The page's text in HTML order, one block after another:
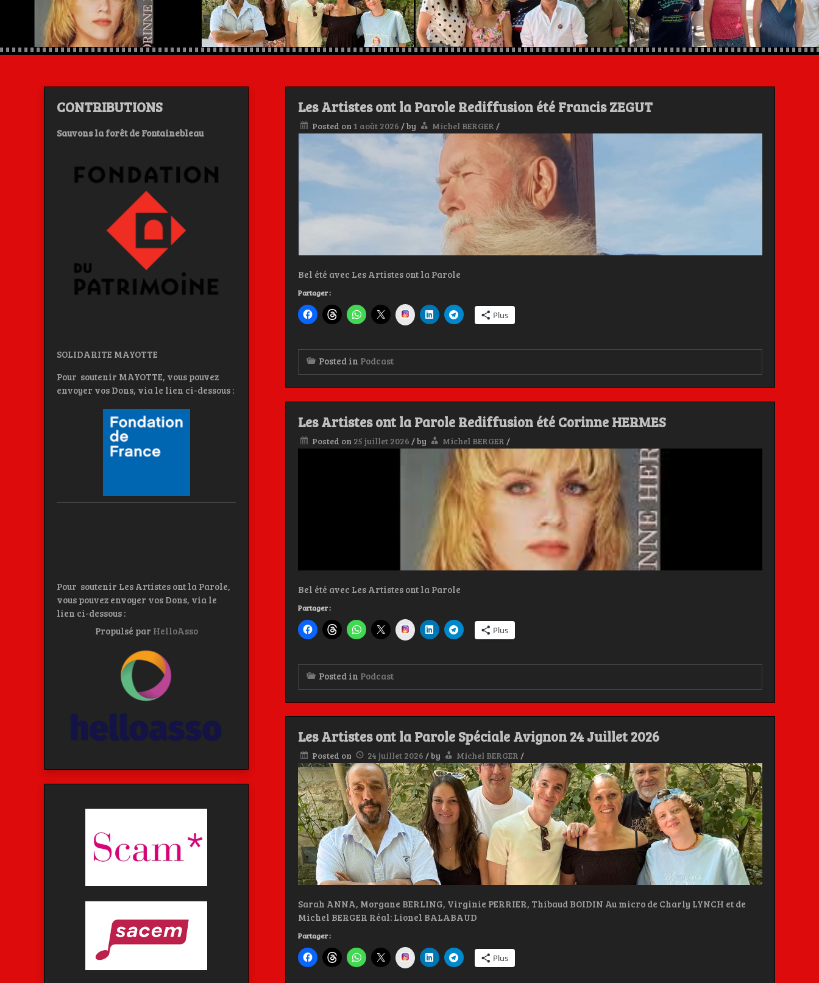
Les Artistes ont la Parole Rediffusion été Francis ZEGUT
Posted on 1 août 2026 /by Michel BERGER /
Bel été avec Les Artistes ont la Parole
Partager :
Instagram Plus
Posted in Podcast
Les Artistes ont la Parole Rediffusion été Corinne HERMES
Posted on 25 juillet 2026 /by Michel BERGER /
Bel été avec Les Artistes ont la Parole
Partager :
Instagram Plus
Posted in Podcast
Les Artistes ont la Parole Spéciale Avignon 24 Juillet 2026
Posted on 24 juillet 2026 /by Michel BERGER /
Sarah ANNA, Morgane BERLING, Virginie PERRIER, Thibaud BOIDIN Au micro de Charly LYNCH et de
Michel BERGER Réal: Lionel BALABAUD
Partager :
Instagram Plus
CONTRIBUTIONS
Sauvons la forêt de Fontainebleau
SOLIDARITE MAYOTTE
Pour soutenir MAYOTTE, vous pouvez
envoyer vos Dons, via le lien ci-dessous :
Pour soutenir Les Artistes ont la Parole,
vous pouvez envoyer vos Dons, via le
lien ci-dessous :
Propulsé par HelloAsso